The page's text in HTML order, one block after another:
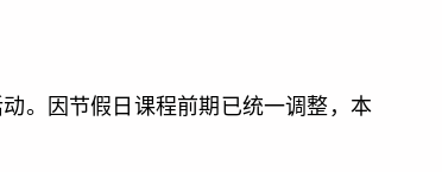
。因节假日课程前期已统一调整，本